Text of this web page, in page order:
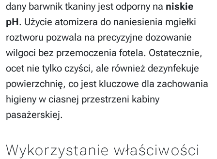
dany barwnik tkaniny jest odporny na niskie
pH. Użycie atomizera do naniesienia mgiełki
roztworu pozwala na precyzyjne dozowanie
wilgoci bez przemoczenia fotela. Ostatecznie,
ocet nie tylko czyści, ale również dezynfekuje
powierzchnię, co jest kluczowe dla zachowania
higieny w ciasnej przestrzeni kabiny
pasażerskiej.
Wykorzystanie właściwości